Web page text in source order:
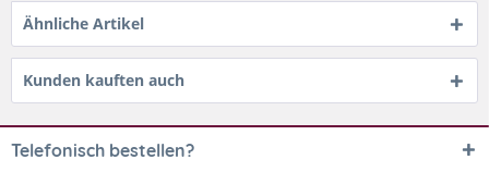
Ähnliche Artikel
Kunden kauften auch
Telefonisch bestellen?